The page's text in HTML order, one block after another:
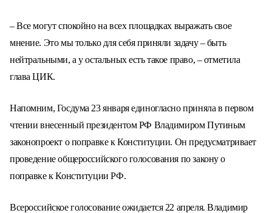
– Все могут спокойно на всех площадках выражать свое
мнение. Это мы только для себя приняли задачу – быть
нейтральными, а у остальных есть такое право, – отметила
глава ЦИК.
Напомним, Госдума 23 января единогласно приняла в первом
чтении внесенный президентом РФ Владимиром Путиным
законопроект о поправке к Конституции. Он предусматривает
проведение общероссийского голосования по закону о
поправке к Конституции РФ.
Всероссийское голосование ожидается 22 апреля. Владимир